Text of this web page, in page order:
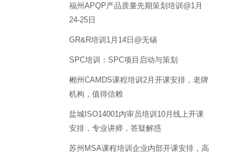
福州APQP产品质量先期策划培训@1月
24-25日
GR&R培训1月14日@无锡
SPC培训：SPC项目启动与策划
郴州CAMDS课程培训2月开课安排，老牌
机构，值得信赖
盐城ISO14001内审员培训10月线上开课
安排，专业讲师，答疑解惑
苏州MSA课程培训企业内部开课安排，高